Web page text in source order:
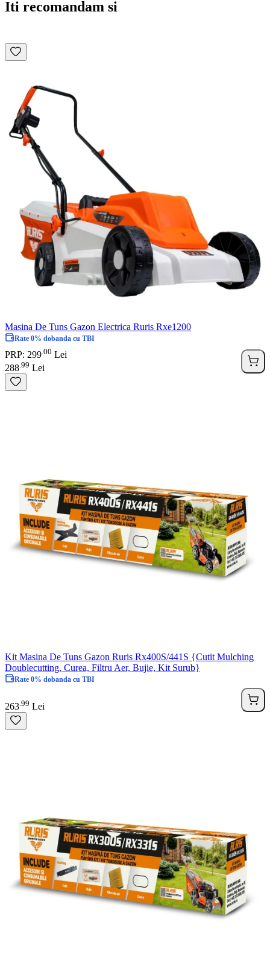
Iti recomandam si
Masina De Tuns Gazon Electrica Ruris Rxe1200
Rate 0% dobanda cu TBI
PRP: 299 00 Lei
288 99 Lei
Kit Masina De Tuns Gazon Ruris Rx400S/441S {Cutit Mulching
Doublecutting, Curea, Filtru Aer, Bujie, Kit Surub}
Rate 0% dobanda cu TBI
263 99 Lei